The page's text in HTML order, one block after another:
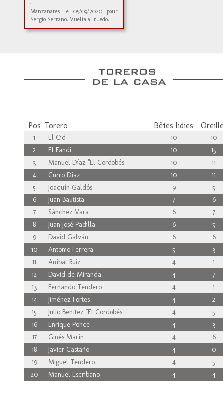
Manzanares le 05/09/2020 pour
Sergio Serrano. Vuelta al ruedo.
Pos Torero Bêtes lidies
1 El Cid 10
10
2
El Fandi 10
15
3
Manuel Díaz "El Cordobés" 10
11
4
Curro Díaz 10
11
5
Joaquín Galdós 9
5
6
Juan Bautista 7
6
7
Sánchez Vara 6
7
8
Juan José Padilla 6
5
9
David Galván 6
6
10
Antonio Ferrera 5
3
11
Aníbal Ruiz 4
1
12
David de Miranda 4
7
13
Fernando Tendero 4
1
14
Jiménez Fortes 4
2
15
Julio Benítez "El Cordobés" 4
5
16
Enrique Ponce 4
3
17
Ginés Marín 4
6
18
Javier Castaño 4
0
19
Miguel Tendero 4
5
20
Manuel Escribano 4 4